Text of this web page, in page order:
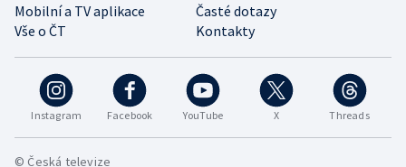
Instagram Facebook YouTube X Threads
Mobilní a TV aplikace
Časté dotazy
Vše o ČT
Kontakty
© Česká televize